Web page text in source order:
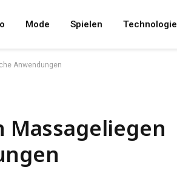
Mode Spielen Technologie
Anwendungen